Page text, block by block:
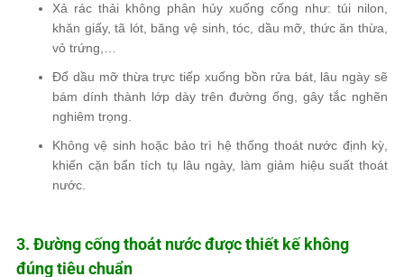
Xả rác thải không phân hủy xuống cống như: túi nilon,
khăn giấy, tã lót, băng vệ sinh, tóc, dầu mỡ, thức ăn thừa,
vỏ trứng,…
Đổ dầu mỡ thừa trực tiếp xuống bồn rửa bát, lâu ngày sẽ
bám dính thành lớp dày trên đường ống, gây tắc nghẽn
nghiêm trọng.
Không vệ sinh hoặc bảo trì hệ thống thoát nước định kỳ,
khiến cặn bẩn tích tụ lâu ngày, làm giảm hiệu suất thoát
nước.
3. Đường cống thoát nước được thiết kế không
đúng tiêu chuẩn